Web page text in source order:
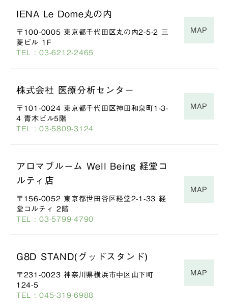
IENA Le Dome丸の内
〒100-0005 東京都千代田区丸の内2-5-2 三
菱ビル 1F
TEL : 03-6212-2465
MAP
株式会社 医療分析センター
〒101-0024 東京都千代田区神田和泉町1-3-
4 青木ビル5階
TEL : 03-5809-3124
MAP
アロマブルーム Well Being 経堂コ
ルティ店
〒156-0052 東京都世田谷区経堂2-1-33 経
堂コルティ 2階
TEL : 03-5799-4790
MAP
G8D STAND(グッドスタンド)
〒231-0023 神奈川県横浜市中区山下町
124-5
TEL : 045-319-6988
MAP